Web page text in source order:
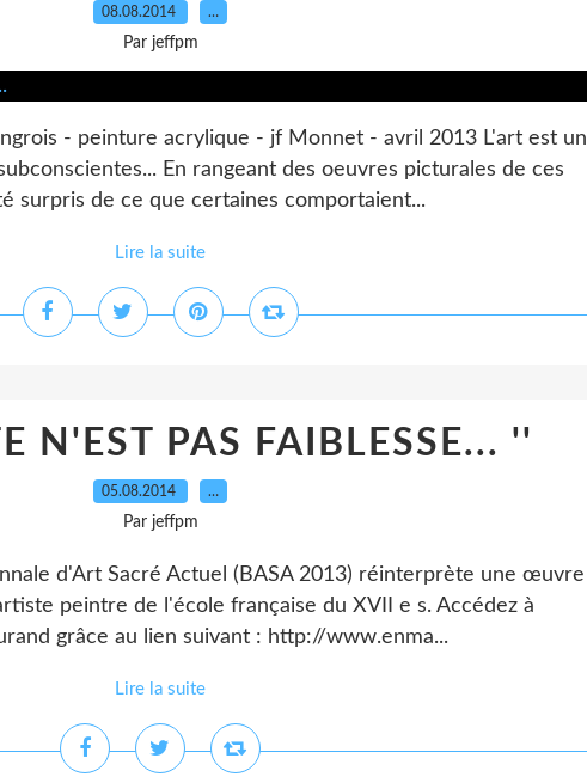
08.08.2014 …
Par jeffpm
- peinture acrylique - jf Monnet - avril 2013 L'art est un
En rangeant des oeuvres picturales de ces
surpris de ce que certaines comportaient...
Lire la suite
N'EST PAS FAIBLESSE... ''
05.08.2014 …
Par jeffpm
d'Art Sacré Actuel (BASA 2013) réinterprète une œuvre
peintre de l'école française du XVII e s. Accédez à
grâce au lien suivant : http://www.enma...
Lire la suite